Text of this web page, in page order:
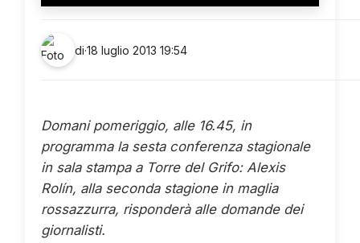
di·18 luglio 2013 19:54
Domani pomeriggio, alle 16.45, in
programma la sesta conferenza stagionale
in sala stampa a Torre del Grifo: Alexis
Rolín, alla seconda stagione in maglia
rossazzurra, risponderà alle domande dei
giornalisti.